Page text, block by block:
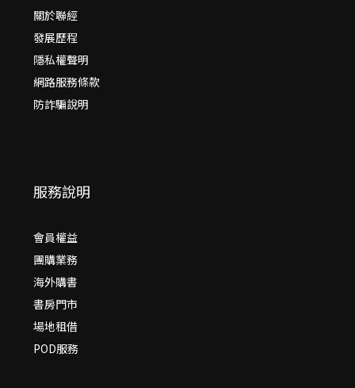
關於聯經
發展歷程
隱私權聲明
網路服務條款
防詐騙說明
服務說明
會員權益
團購業務
海外購書
書房門市
場地租借
POD服務